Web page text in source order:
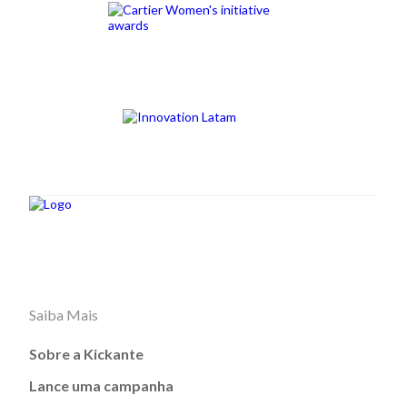
Saiba Mais
Sobre a Kickante
Lance uma campanha